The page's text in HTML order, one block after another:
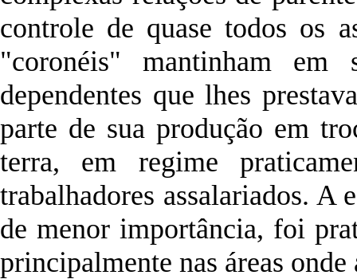
controle de quase todos os
"coronéis" mantinham em
dependentes que lhes
parte de sua produção em
terra, em regime
trabalhadores assalariados. A
de menor importância, foi
principalmente nas áreas